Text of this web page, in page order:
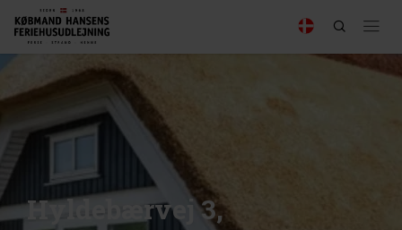
Hyldebærvej 3,